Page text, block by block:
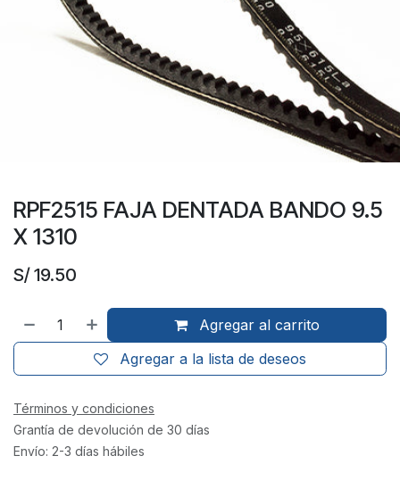
RPF2515 FAJA DENTADA BANDO 9.5
X 1310
S/19.50
Agregar al carrito
Agregar a la lista de deseos
Términos y condiciones
Grantía de devolución de 30 días
Envío: 2-3 días hábiles